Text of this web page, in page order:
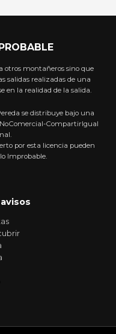
otros montañeros sino que
salidas realizadas de una
en la realidad de la salida.
se distribuye bajo una
CompartirIgual
por esta licencia pueden
Improbable.